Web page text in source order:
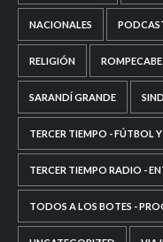
NACIONALES
RELIGIÓN
SARANDÍ GRANDE
TERCER TIEMPO - FÚTBOL
TERCER TIEMPO RADIO -
TODOS A LOS BOTES -